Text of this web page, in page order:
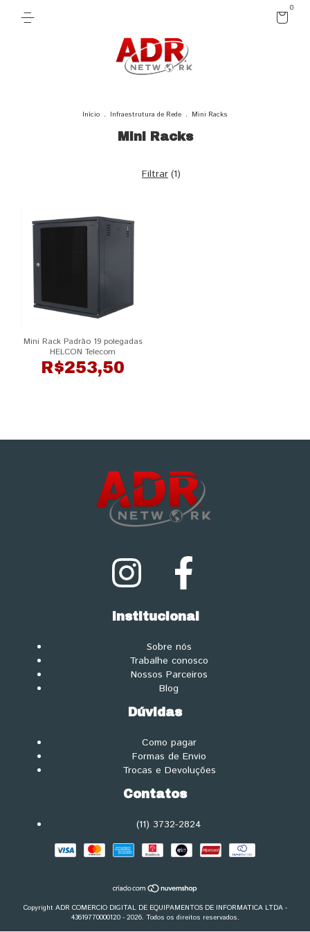
0
Início . Infraestrutura de Rede . Mini Racks
Mini Racks
Filtrar (1)
Mini Rack Padrão 19 polegadas
HELCON Telecom
R$253,50
Institucional
Sobre nós
Trabalhe conosco
Nossos Parceiros
Blog
Dúvidas
Como pagar
Formas de Envio
Trocas e Devoluções
Contatos
(11) 3732-2824
Copyright ADR COMERCIO DIGITAL DE EQUIPAMENTOS DE INFORMATICA LTDA -
43619770000120 - 2026. Todos os direitos reservados.